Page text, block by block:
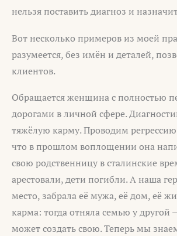
нельзя поставить диагноз и
Вот несколько примеров из моей
разумеется, без имён и деталей,
клиентов.
Обращается женщина с полностью
дорогами в личной сфере.
тяжёлую карму. Проводим
что в прошлом воплощении она
свою родственницу в сталинские
арестовали, дети погибли. А наша
место, забрала её мужа, её дом, её
карма: тогда отняла семью у другой
может создать свою. Теперь мы